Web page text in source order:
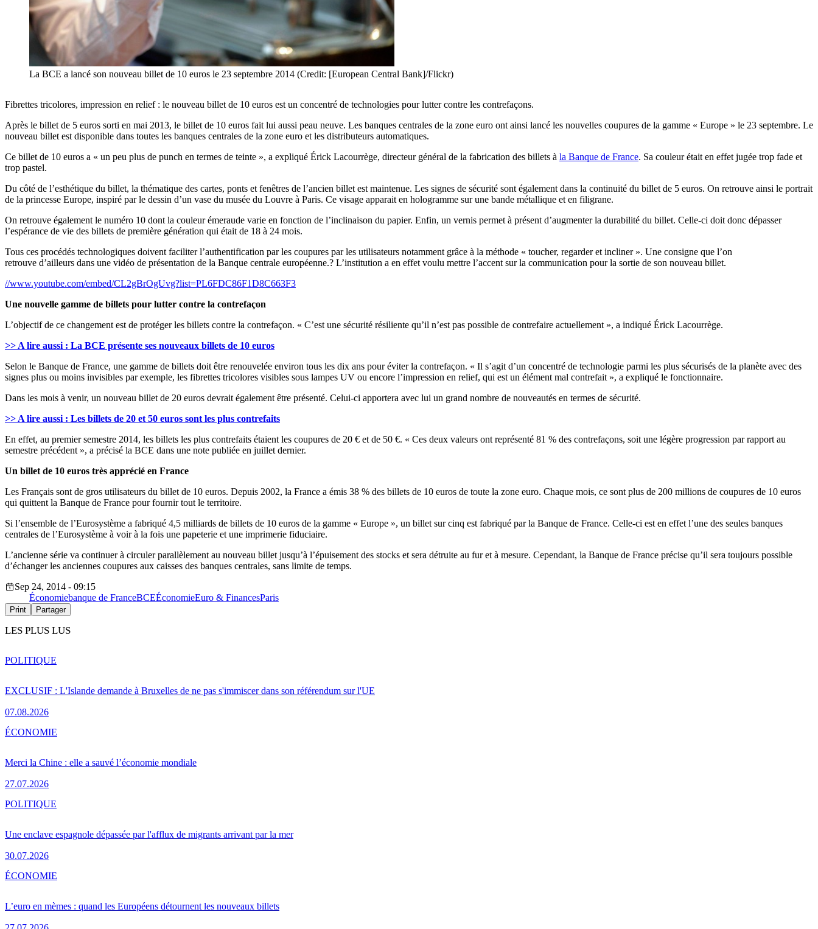
La BCE a lancé son nouveau billet de 10 euros le 23 septembre 2014 (Credit: [European Central Bank]/Flickr)
Fibrettes tricolores, impression en relief : le nouveau billet de 10 euros est un concentré de technologies pour lutter contre les contrefaçons.
Après le billet de 5 euros sorti en mai 2013, le billet de 10 euros fait lui aussi peau neuve. Les banques centrales de la zone euro ont ainsi lancé les nouvelles coupures de la gamme « Europe » le 23 septembre. Le
nouveau billet est disponible dans toutes les banques centrales de la zone euro et les distributeurs automatiques.
Ce billet de 10 euros a « un peu plus de punch en termes de teinte », a expliqué Érick Lacourrège, directeur général de la fabrication des billets à la Banque de France. Sa couleur était en effet jugée trop fade et
trop pastel.
Du côté de l’esthétique du billet, la thématique des cartes, ponts et fenêtres de l’ancien billet est maintenue. Les signes de sécurité sont également dans la continuité du billet de 5 euros. On retrouve ainsi le portrait
de la princesse Europe, inspiré par le dessin d’un vase du musée du Louvre à Paris. Ce visage apparait en hologramme sur une bande métallique et en filigrane.
On retrouve également le numéro 10 dont la couleur émeraude varie en fonction de l’inclinaison du papier. Enfin, un vernis permet à présent d’augmenter la durabilité du billet. Celle-ci doit donc dépasser
l’espérance de vie des billets de première génération qui était de 18 à 24 mois.
Tous ces procédés technologiques doivent faciliter l’authentification par les coupures par les utilisateurs notamment grâce à la méthode « toucher, regarder et incliner ». Une consigne que l’on
retrouve d’ailleurs dans une vidéo de présentation de la Banque centrale européenne.? L’institution a en effet voulu mettre l’accent sur la communication pour la sortie de son nouveau billet.
//www.youtube.com/embed/CL2gBrOgUvg?list=PL6FDC86F1D8C663F3
Une nouvelle gamme de billets pour lutter contre la contrefaçon
L’objectif de ce changement est de protéger les billets contre la contrefaçon. « C’est une sécurité résiliente qu’il n’est pas possible de contrefaire actuellement », a indiqué Érick Lacourrège.
>> A lire aussi : La BCE présente ses nouveaux billets de 10 euros
Selon le Banque de France, une gamme de billets doit être renouvelée environ tous les dix ans pour éviter la contrefaçon. « Il s’agit d’un concentré de technologie parmi les plus sécurisés de la planète avec des
signes plus ou moins invisibles par exemple, les fibrettes tricolores visibles sous lampes UV ou encore l’impression en relief, qui est un élément mal contrefait », a expliqué le fonctionnaire.
Dans les mois à venir, un nouveau billet de 20 euros devrait également être présenté. Celui-ci apportera avec lui un grand nombre de nouveautés en termes de sécurité.
>> A lire aussi : Les billets de 20 et 50 euros sont les plus contrefaits
En effet, au premier semestre 2014, les billets les plus contrefaits étaient les coupures de 20 € et de 50 €. « Ces deux valeurs ont représenté 81 % des contrefaçons, soit une légère progression par rapport au
semestre précédent », a précisé la BCE dans une note publiée en juillet dernier.
Un billet de 10 euros très apprécié en France
Les Français sont de gros utilisateurs du billet de 10 euros. Depuis 2002, la France a émis 38 % des billets de 10 euros de toute la zone euro. Chaque mois, ce sont plus de 200 millions de coupures de 10 euros
qui quittent la Banque de France pour fournir tout le territoire.
Si l’ensemble de l’Eurosystème a fabriqué 4,5 milliards de billets de 10 euros de la gamme « Europe », un billet sur cinq est fabriqué par la Banque de France. Celle-ci est en effet l’une des seules banques
centrales de l’Eurosystème à voir à la fois une papeterie et une imprimerie fiduciaire.
L’ancienne série va continuer à circuler parallèlement au nouveau billet jusqu’à l’épuisement des stocks et sera détruite au fur et à mesure. Cependant, la Banque de France précise qu’il sera toujours possible
d’échanger les anciennes coupures aux caisses des banques centrales, sans limite de temps.
Sep 24, 2014 - 09:15
Économiebanque de FranceBCEÉconomieEuro & FinancesParis
Print Partager
LES PLUS LUS
EXCLUSIF : L'Islande demande à Bruxelles de ne pas s'immiscer dans son référendum sur l'UE
07.08.2026
POLITIQUE
Merci la Chine : elle a sauvé l’économie mondiale
27.07.2026
ÉCONOMIE
Une enclave espagnole dépassée par l'afflux de migrants arrivant par la mer
30.07.2026
POLITIQUE
L’euro en mèmes : quand les Européens détournent les nouveaux billets
ÉCONOMIE